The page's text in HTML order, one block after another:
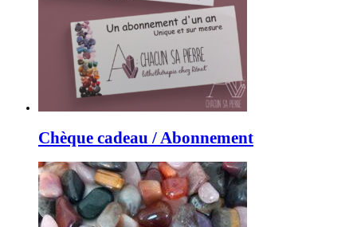
Chèque cadeau / Abonnement